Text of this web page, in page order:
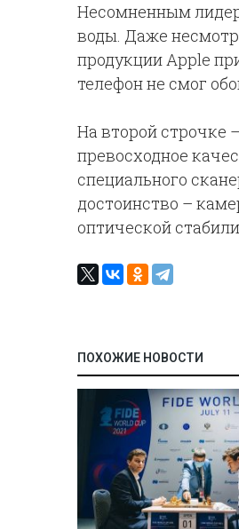
Несомненным
воды. Даже
продукции Apple
телефон не смог
На второй строчке
превосходное
специального
достоинство –
оптической
ПОХОЖИЕ НОВОСТИ